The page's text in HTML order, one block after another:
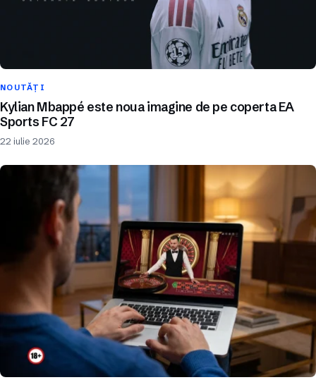
NOUTĂȚI
Kylian Mbappé este noua imagine de pe coperta EA
Sports FC 27
22 iulie 2026